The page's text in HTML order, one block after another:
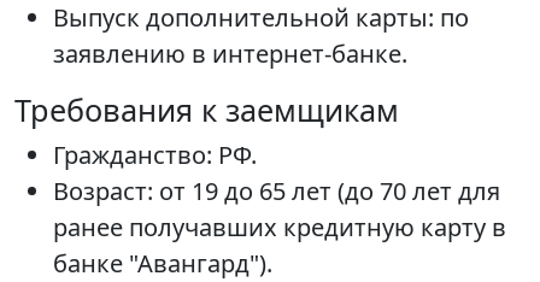
Выпуск дополнительной карты: по
заявлению в интернет-банке.
Требования к заемщикам
Гражданство: РФ.
Возраст: от 19 до 65 лет (до 70 лет для
ранее получавших кредитную карту в
банке "Авангард").